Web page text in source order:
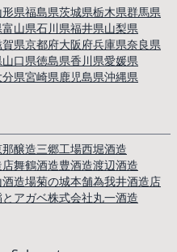
形県福島県茨城県栃木県群馬県
富山県石川県福井県山梨県
県京都府大阪府兵庫県奈良県
山口県徳島県香川県愛媛県
分県宮崎県鹿児島県沖縄県
醸造三郷工場西堀酒造
舞鶴酒造豊酒造渡辺酒造
造場菊の城本舗為我井酒造店
アガベ株式会社丸一酒造